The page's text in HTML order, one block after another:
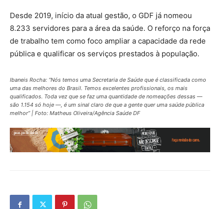
Desde 2019, início da atual gestão, o GDF já nomeou
8.233 servidores para a área da saúde. O reforço na força
de trabalho tem como foco ampliar a capacidade da rede
pública e qualificar os serviços prestados à população.
Ibaneis Rocha: “Nós temos uma Secretaria de Saúde que é classificada como
uma das melhores do Brasil. Temos excelentes profissionais, os mais
qualificados. Toda vez que se faz uma quantidade de nomeações dessas —
são 1.154 só hoje —, é um sinal claro de que a gente quer uma saúde pública
melhor” | Foto: Matheus Oliveira/Agência Saúde DF